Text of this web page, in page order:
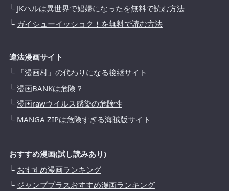
└ JKハルは異世界で娼婦になったを無料で読む方法
└ ガイシューイッショク！を無料で読む方法
違法漫画サイト
└
「漫画村」の代わりになる後継サイト
└ 漫画BANKは危険？
└ 漫画rawウイルス感染の危険性
└ MANGA ZIPは危険すぎる海賊版サイト
おすすめ漫画(試し読みあり)
└ おすすめ漫画ランキング
└ ジャンププラスおすすめ漫画ランキング